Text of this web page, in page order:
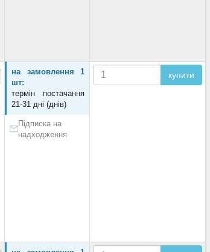
на замовлення 1
шт:
термін постачання
21-31 дні (днів)
Підписка на
надходження
купити